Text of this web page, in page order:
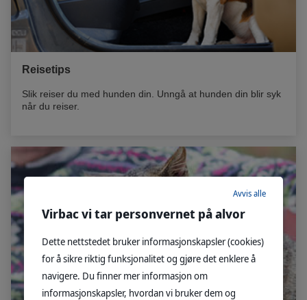
Reisetips
Slik reiser du med hunden din. Unngå at hunden din blir syk
når du reiser.
Virbac vi tar personvernet på alvor
Dette nettstedet bruker informasjonskapsler (cookies)
for å sikre riktig funksjonalitet og gjøre det enklere å
navigere. Du finner mer informasjon om
informasjonskapsler, hvordan vi bruker dem og
Avvis alle